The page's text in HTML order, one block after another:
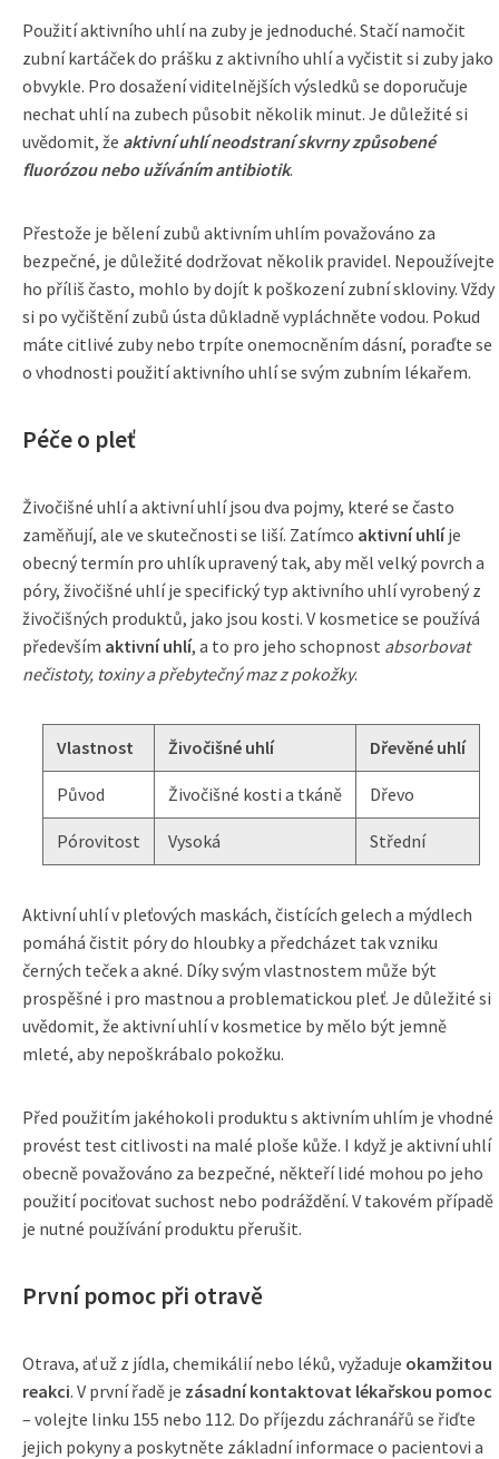
Použití aktivního uhlí na zuby je jednoduché. Stačí namočit
zubní kartáček do prášku z aktivního uhlí a vyčistit si zuby jako
obvykle. Pro dosažení viditelnějších výsledků se doporučuje
nechat uhlí na zubech působit několik minut. Je důležité si
uvědomit, že aktivní uhlí neodstraní skvrny způsobené
fluorózou nebo užíváním antibiotik.
Přestože je bělení zubů aktivním uhlím považováno za
bezpečné, je důležité dodržovat několik pravidel. Nepoužívejte
ho příliš často, mohlo by dojít k poškození zubní skloviny. Vždy
si po vyčištění zubů ústa důkladně vypláchněte vodou. Pokud
máte citlivé zuby nebo trpíte onemocněním dásní, poraďte se
o vhodnosti použití aktivního uhlí se svým zubním lékařem.
Péče o pleť
Živočišné uhlí a aktivní uhlí jsou dva pojmy, které se často
zaměňují, ale ve skutečnosti se liší. Zatímco aktivní uhlíje
obecný termín pro uhlík upravený tak, aby měl velký povrch a
póry, živočišné uhlí je specifický typ aktivního uhlí vyrobený z
živočišných produktů, jako jsou kosti. V kosmetice se používá
především aktivní uhlí, a to pro jeho schopnost absorbovat
nečistoty, toxiny a přebytečný maz z pokožky.
Vlastnost Živočišné uhlí Dřevěné uhlí
Původ Živočišné kosti a tkáně Dřevo
Pórovitost Vysoká Střední
Aktivní uhlí v pleťových maskách, čistících gelech a mýdlech
pomáhá čistit póry do hloubky a předcházet tak vzniku
černých teček a akné. Díky svým vlastnostem může být
prospěšné i pro mastnou a problematickou pleť. Je důležité si
uvědomit, že aktivní uhlí v kosmetice by mělo být jemně
mleté, aby nepoškrábalo pokožku.
Před použitím jakéhokoli produktu s aktivním uhlím je vhodné
provést test citlivosti na malé ploše kůže. I když je aktivní uhlí
obecně považováno za bezpečné, někteří lidé mohou po jeho
použití pociťovat suchost nebo podráždění. V takovém případě
je nutné používání produktu přerušit.
První pomoc při otravě
Otrava, ať už z jídla, chemikálií nebo léků, vyžaduje okamžitou
reakci. V první řadě je zásadní kontaktovat lékařskou pomoc
– volejte linku 155 nebo 112. Do příjezdu záchranářů se řiďte
jejich pokyny a poskytněte základní informace o pacientovi a